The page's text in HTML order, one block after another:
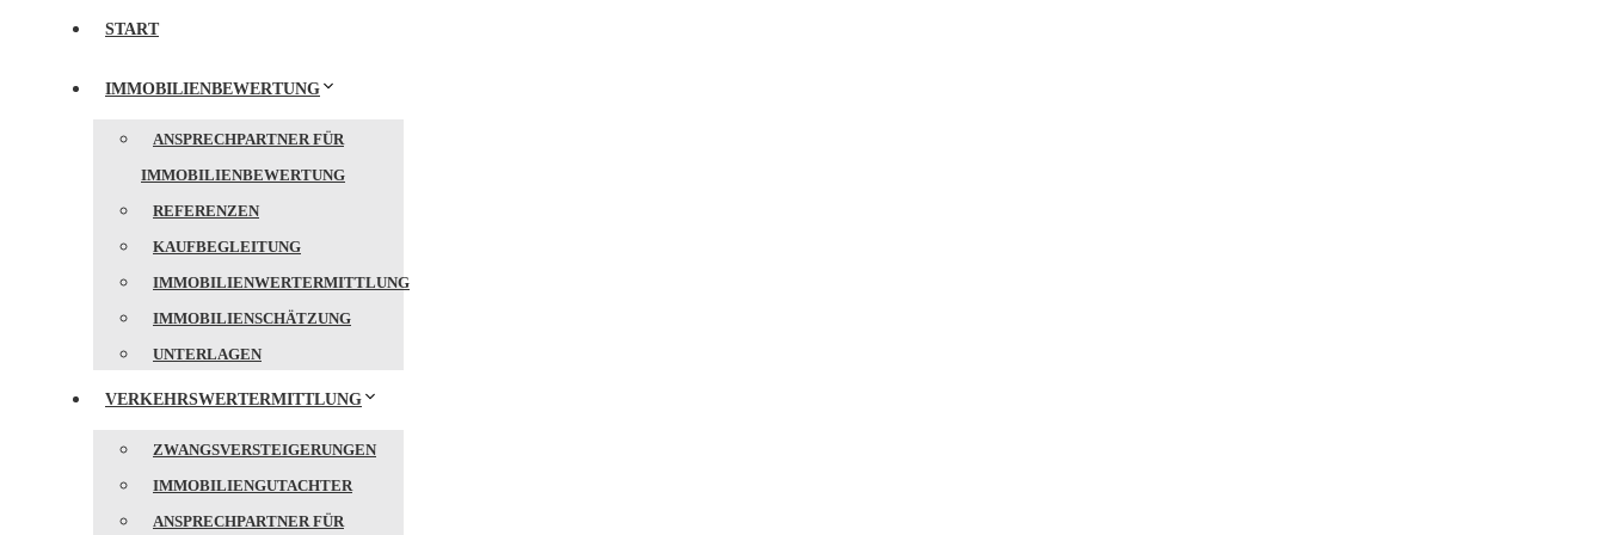
START
IMMOBILIENBEWERTUNG
ANSPRECHPARTNER FÜR
IMMOBILIENBEWERTUNG
REFERENZEN
KAUFBEGLEITUNG
IMMOBILIENWERTERMITTLUNG
IMMOBILIENSCHÄTZUNG
UNTERLAGEN
VERKEHRSWERTERMITTLUNG
ZWANGSVERSTEIGERUNGEN
IMMOBILIENGUTACHTER
ANSPRECHPARTNER FÜR